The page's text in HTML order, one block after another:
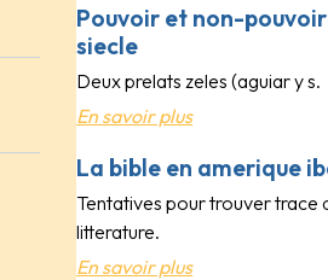
Pouvoir et non-
siecle
Deux prelats zeles (aguiar y s.
En savoir plus
La bible en amerique
Tentatives pour trouver trace
litterature.
En savoir plus